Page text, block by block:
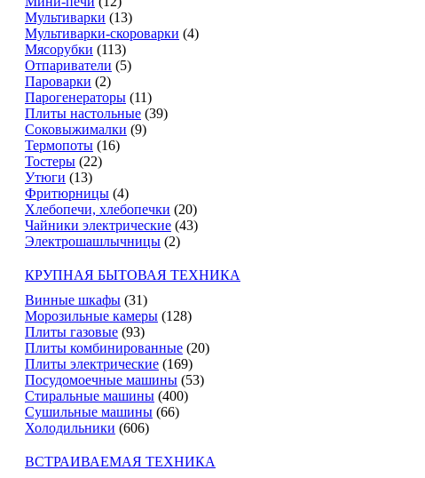
Мультиварки (13)
Мультиварки-скороварки (4)
Мясорубки (113)
Отпариватели (5)
Пароварки (2)
Парогенераторы (11)
Плиты настольные (39)
Соковыжималки (9)
Термопоты (16)
Тостеры (22)
Утюги (13)
Фритюрницы (4)
Хлебопечи, хлебопечки (20)
Чайники электрические (43)
Электрошашлычницы (2)
КРУПНАЯ БЫТОВАЯ ТЕХНИКА
Винные шкафы (31)
Морозильные камеры (128)
Плиты газовые (93)
Плиты комбинированные (20)
Плиты электрические (169)
Посудомоечные машины (53)
Стиральные машины (400)
Сушильные машины (66)
Холодильники (606)
ВСТРАИВАЕМАЯ ТЕХНИКА